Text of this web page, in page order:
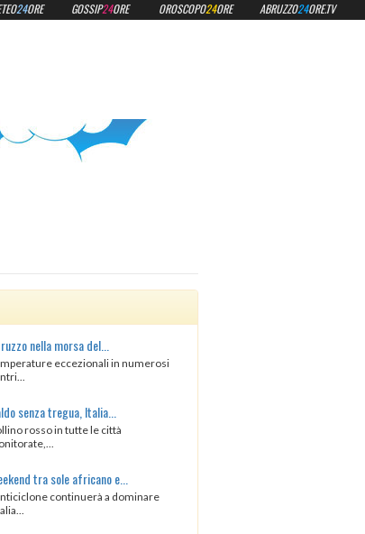
nella morsa del...
eccezionali in numerosi
senza tregua, Italia...
rosso in tutte le città
tra sole africano e...
continuerà a dominare
24ORE GOSSIP24ORE OROSCOPO24ORE ABRUZZO24ORE.TV